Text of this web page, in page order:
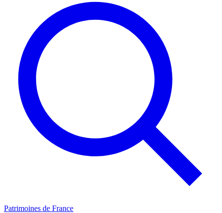
Patrimoines de France